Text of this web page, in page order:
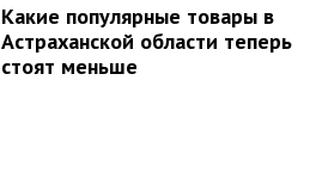
Какие популярные товары в
Астраханской области теперь
стоят меньше